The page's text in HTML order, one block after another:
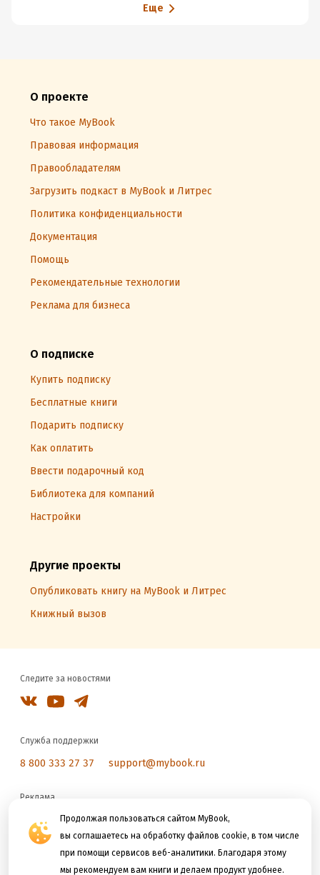
Продолжая пользоваться сайтом MyBook,
вы соглашаетесь на обработку файлов cookie, в том числе
при помощи сервисов веб-аналитики. Благодаря этому
мы рекомендуем вам книги и делаем продукт удобнее.
Еще
О проекте
Что такое MyBook
Правовая информация
Правообладателям
Загрузить подкаст в MyBook и Литрес
Политика конфиденциальности
Документация
Помощь
Рекомендательные технологии
Реклама для бизнеса
О подписке
Купить подписку
Бесплатные книги
Подарить подписку
Как оплатить
Ввести подарочный код
Библиотека для компаний
Настройки
Другие проекты
Опубликовать книгу на MyBook и Литрес
Книжный вызов
Следите за новостями
Служба поддержки
8 800 333 27 37 support@mybook.ru
Реклама
reklama@litres.ru
Мы принимаем к оплате